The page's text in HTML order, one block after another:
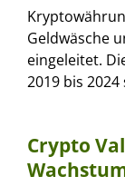
Geldwäsche
eingeleitet.
2019 bis 2024
Crypto